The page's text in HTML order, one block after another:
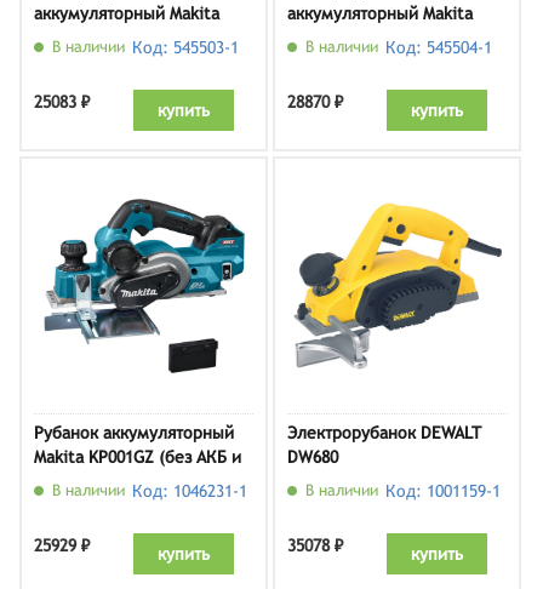
аккумуляторный Makita
DKP181Z
В наличии Код: 545503-1
25083 ₽ купить
аккумуляторный Makita
DKP181ZU
В наличии Код: 545504-1
28870 ₽ купить
Рубанок аккумуляторный
Makita KP001GZ (без АКБ и
ЗУ)В наличии Код: 1046231-1
25929 ₽ купить
Электрорубанок DEWALT
DW680
В наличии Код: 1001159-1
35078 ₽ купить